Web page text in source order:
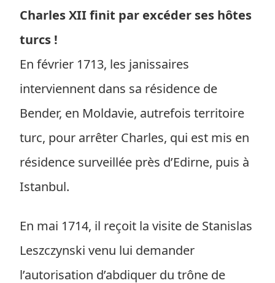
Charles XII finit par excéder ses hôtes
turcs !
En février 1713, les janissaires
interviennent dans sa résidence de
Bender, en Moldavie, autrefois territoire
turc, pour arrêter Charles, qui est mis en
résidence surveillée près d’Edirne, puis à
Istanbul.
En mai 1714, il reçoit la visite de Stanislas
Leszczynski venu lui demander
l’autorisation d’abdiquer du trône de